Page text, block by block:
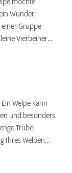
Wunder:
einer Gruppe
Vierbeiner
ohne
Welpe kann
und besonders
Trubel
Ihres Welpen
stellen, was er